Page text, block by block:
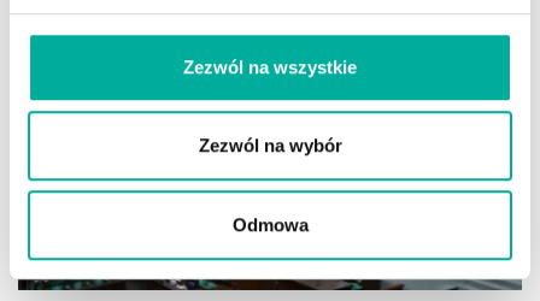
Zezwól na wszystkie
Zezwól na wybór
Odmowa
AUTOR MAGDALENA GROCHOCKA 2026-08-06 0